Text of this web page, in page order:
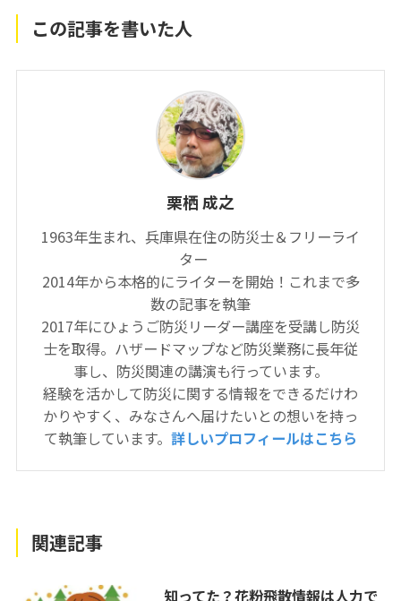
この記事を書いた人
栗栖 成之
1963年生まれ、兵庫県在住の防災士＆フリーライ
ター
2014年から本格的にライターを開始！これまで多
数の記事を執筆
2017年にひょうご防災リーダー講座を受講し防災
士を取得。ハザードマップなど防災業務に長年従
事し、防災関連の講演も行っています。
経験を活かして防災に関する情報をできるだけわ
かりやすく、みなさんへ届けたいとの想いを持っ
て執筆しています。 詳しいプロフィールはこちら
関連記事
知ってた？花粉飛散情報は人力で